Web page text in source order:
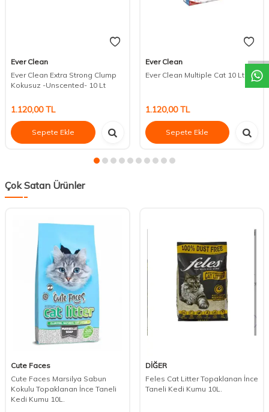
DESTEK
Ever Clean
Ever Clean Extra Strong Clump
Kokusuz -Unscented- 10 Lt
1.120,00TL
Sepete Ekle
Ever Clean
Ever Clean Multiple Cat 10 Lt
1.120,00TL
Sepete Ekle
Çok Satan Ürünler
Cute Faces
Cute Faces Marsilya Sabun
Kokulu Topaklanan İnce Taneli
Kedi Kumu 10L.
DİĞER
Feles Cat Litter Topaklanan İnce
Taneli Kedi Kumu 10L.